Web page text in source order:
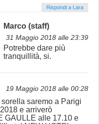
Rispondi a Lara
Marco (staff)
31 Maggio 2018 alle 23:39
Potrebbe dare più
tranquillità, si.
19 Maggio 2018 alle 00:28
saremo a Parigi
e arriverò
GAULLE alle 17.10 e